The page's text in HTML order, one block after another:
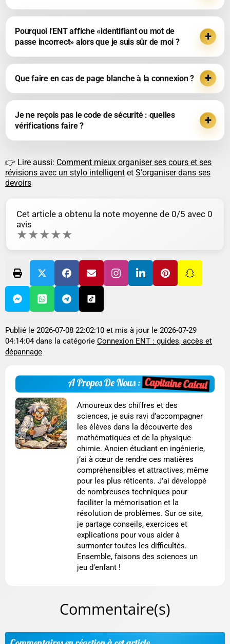
Pourquoi l'ENT affiche «identifiant ou mot de
passe incorrect» alors que je suis sûr de moi ?
Que faire en cas de page blanche à la connexion ?
Je ne reçois pas le code de sécurité : quelles
vérifications faire ?
👉 Lire aussi: Comment mieux organiser ses cours et ses
révisions avec un stylo intelligent et S'organiser dans ses
devoirs
Cet article a obtenu la note moyenne de 0/5 avec 0
avis
★★★★★
Publié le 2026-07-08 22:02:10 et mis à jour le 2026-07-29
04:14:04 dans la catégorie Connexion ENT : guides, accès et
dépannage
A Propos De Nous : Capitaine Calcul
Amoureux des chiffres et des
sciences, je suis ravi d’accompagner
les élèves dans la découverte des
mathématiques et de la physique-
chimie. Ancien étudiant en ingénierie,
j’ai à cœur de rendre ces matières
compréhensibles et attractives, même
pour les plus réticents. J’ai développé
de nombreuses techniques pour
faciliter la mémorisation et la
résolution de problèmes. Sur ce site,
je partage conseils, exercices et
explications pour vous aider à
surmonter toutes les difficultés.
Ensemble, faisons des sciences un
jeu d’enfant !
Commentaire(s)